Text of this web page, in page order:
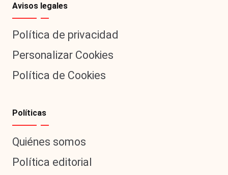
Avisos legales
Política de privacidad
Personalizar Cookies
Política de Cookies
Políticas
Quiénes somos
Política editorial